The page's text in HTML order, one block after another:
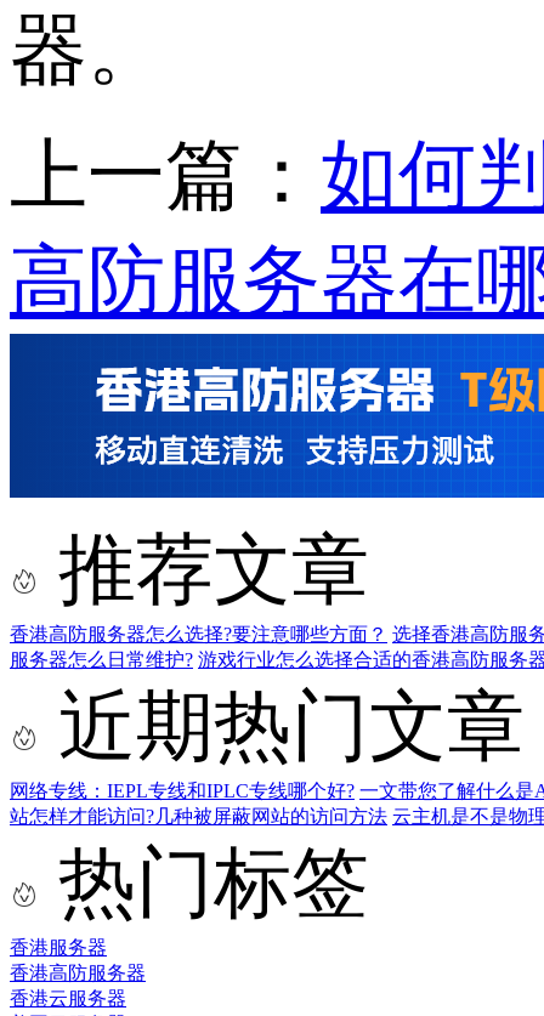
器。
上一篇： 如何
高防服务器在
推荐文章
香港高防服务器怎么选择?要注意哪些方面？ 选择香港高防服
服务器怎么日常维护? 游戏行业怎么选择合适的香港高防服务
近期热门文章
网络专线：IEPL专线和IPLC专线哪个好? 一文带您了解什么是
站怎样才能访问?几种被屏蔽网站的访问方法 云主机是不是物
热门标签
香港服务器
香港高防服务器
香港云服务器